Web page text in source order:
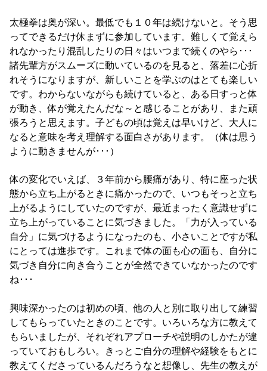
太極拳は奥が深い。最低でも１０年は続けないと。そう思
ってできるだけ休まずに参加しています。難しくて覚えら
れなかったり混乱したりの日々はいつまで続くのやら･･･
諸先輩方がスムーズに動いているのを見ると、落差に心折
れそうになりますが、新しいことを学ぶのはとても楽しい
です。わからないながらも続けていると、ある日すっと体
が動き、体が覚えたんだな～と感じることがあり、また頑
張ろうと思えます。子どもの頃は覚えは早いけど、大人に
なると意味を考え理解する面白さがあります。（体は思う
ように動きませんが･･･）
体の変化でいえば、３年前から腰痛があり、特に座った状
態から立ち上がるときに痛かったので、いつもそっと立ち
上がるようにしていたのですが、最近まったく意識せずに
立ち上がっていることに気づきました。「力が入っている
自分」に気づけるようになったのも、小さいことですが私
にとっては進歩です。これまで体の面も心の面も、自分に
気づき自分に向き合うことが全然できていなかったのです
ね･･･
興味深かったのは初めの頃、他の人と別に取り出して練習
してもらっていたときのことです。いろいろな方に教えて
もらいましたが、それぞれアプローチや説明のしかたが違
っていておもしろい。きっとご自分の理解や経験をもとに
教えてくださっているんだろうなと想像し、先生の教えが